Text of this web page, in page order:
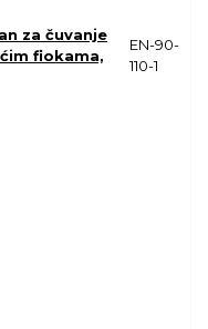
za čuvanje
fiokama,
EN-90-
110-1